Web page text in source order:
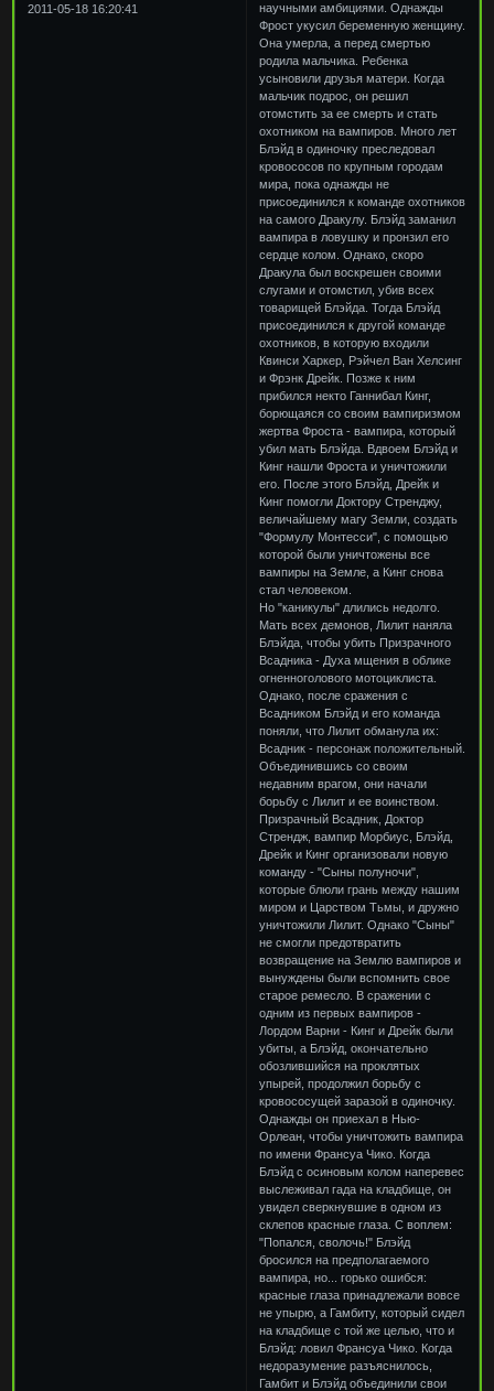
2011-05-18 16:20:41
научными амбициями. Однажды
Фрост укусил беременную женщину.
Она умерла, а перед смертью
родила мальчика. Ребенка
усыновили друзья матери. Когда
мальчик подрос, он решил
отомстить за ее смерть и стать
охотником на вампиров. Много лет
Блэйд в одиночку преследовал
кровососов по крупным городам
мира, пока однажды не
присоединился к команде охотников
на самого Дракулу. Блэйд заманил
вампира в ловушку и пронзил его
сердце колом. Однако, скоро
Дракула был воскрешен своими
слугами и отомстил, убив всех
товарищей Блэйда. Тогда Блэйд
присоединился к другой команде
охотников, в которую входили
Квинси Харкер, Рэйчел Ван Хелсинг
и Фрэнк Дрейк. Позже к ним
прибился некто Ганнибал Кинг,
борющаяся со своим вампиризмом
жертва Фроста - вампира, который
убил мать Блэйда. Вдвоем Блэйд и
Кинг нашли Фроста и уничтожили
его. После этого Блэйд, Дрейк и
Кинг помогли Доктору Стренджу,
величайшему магу Земли, создать
"Формулу Монтесси", с помощью
которой были уничтожены все
вампиры на Земле, а Кинг снова
стал человеком.
Но "каникулы" длились недолго.
Мать всех демонов, Лилит наняла
Блэйда, чтобы убить Призрачного
Всадника - Духа мщения в облике
огненноголового мотоциклиста.
Однако, после сражения с
Всадником Блэйд и его команда
поняли, что Лилит обманула их:
Всадник - персонаж положительный.
Объединившись со своим
недавним врагом, они начали
борьбу с Лилит и ее воинством.
Призрачный Всадник, Доктор
Стрендж, вампир Морбиус, Блэйд,
Дрейк и Кинг организовали новую
команду - "Сыны полуночи",
которые блюли грань между нашим
миром и Царством Тьмы, и дружно
уничтожили Лилит. Однако "Сыны"
не смогли предотвратить
возвращение на Землю вампиров и
вынуждены были вспомнить свое
старое ремесло. В сражении с
одним из первых вампиров -
Лордом Варни - Кинг и Дрейк были
убиты, а Блэйд, окончательно
обозлившийся на проклятых
упырей, продолжил борьбу с
кровососущей заразой в одиночку.
Однажды он приехал в Нью-
Орлеан, чтобы уничтожить вампира
по имени Франсуа Чико. Когда
Блэйд с осиновым колом наперевес
выслеживал гада на кладбище, он
увидел сверкнувшие в одном из
склепов красные глаза. С воплем:
"Попался, сволочь!" Блэйд
бросился на предполагаемого
вампира, но... горько ошибся:
красные глаза принадлежали вовсе
не упырю, а Гамбиту, который сидел
на кладбище с той же целью, что и
Блэйд: ловил Франсуа Чико. Когда
недоразумение разъяснилось,
Гамбит и Блэйд объединили свои